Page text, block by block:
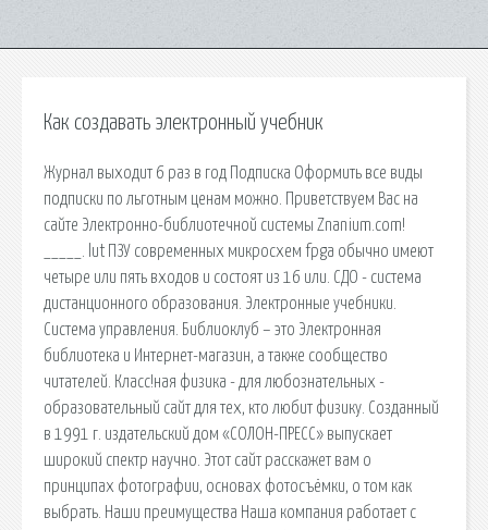
Как создавать электронный учебник
Журнал выходит 6 раз в год Подписка Оформить все виды
подписки по льготным ценам можно. Приветствуем Вас на
сайте Электронно-библиотечной системы Znanium.com!
_____. lut ПЗУ современных микросхем fpga обычно имеют
четыре или пять входов и состоят из 16 или. СДО - система
дистанционного образования. Электронные учебники.
Система управления. Библиоклуб – это Электронная
библиотека и Интернет-магазин, а также сообщество
читателей. Класс!ная физика - для любознательных -
образовательный сайт для тех, кто любит физику. Созданный
в 1991 г. издательский дом «СОЛОН-ПРЕСС» выпускает
широкий спектр научно. Этот сайт расскажет вам о
принципах фотографии, основах фотосъёмки, о том как
выбрать. Наши преимущества Наша компания работает с